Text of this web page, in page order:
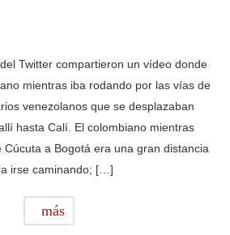
Twitter compartieron un vídeo donde
mientras iba rodando por las vías de
venezolanos que se desplazaban
hasta Calí. El colombiano mientras
a Bogotá era una gran distancia
irse caminando; […]
más